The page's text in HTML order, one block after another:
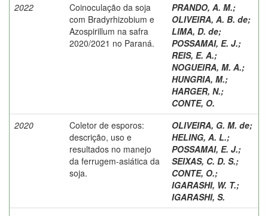
2022
Coinoculação da soja
com Bradyrhizobium e
Azospirillum na safra
2020/2021 no Paraná.
PRANDO, A. M.;
OLIVEIRA, A. B. de;
LIMA, D. de;
POSSAMAI, E. J.;
REIS, E. A.;
NOGUEIRA, M. A.;
HUNGRIA, M.;
HARGER, N.;
CONTE, O.
2020
Coletor de esporos:
descrição, uso e
resultados no manejo
da ferrugem-asiática da
soja.
OLIVEIRA, G. M. de;
HELING, A. L.;
POSSAMAI, E. J.;
SEIXAS, C. D. S.;
CONTE, O.;
IGARASHI, W. T.;
IGARASHI, S.